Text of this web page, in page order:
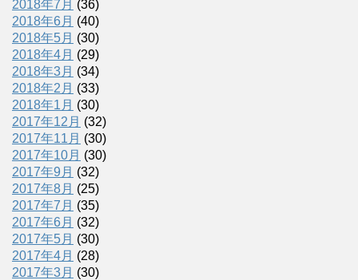
2018年7月 (36)
2018年6月 (40)
2018年5月 (30)
2018年4月 (29)
2018年3月 (34)
2018年2月 (33)
2018年1月 (30)
2017年12月 (32)
2017年11月 (30)
2017年10月 (30)
2017年9月 (32)
2017年8月 (25)
2017年7月 (35)
2017年6月 (32)
2017年5月 (30)
2017年4月 (28)
2017年3月 (30)